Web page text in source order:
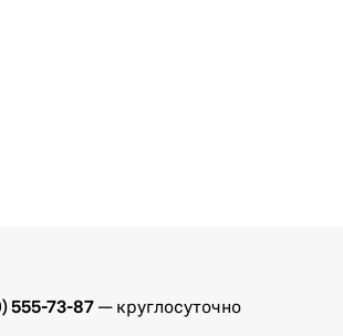
555-73-87 — круглосуточно